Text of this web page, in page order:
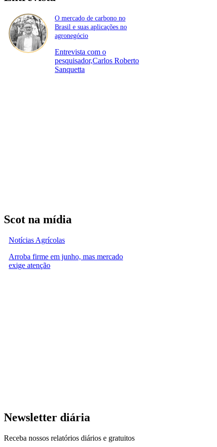
O mercado de carbono no
Brasil e suas aplicações no
agronegócio
Entrevista com o
pesquisador,Carlos Roberto
Sanquetta
Scot na mídia
Notícias Agrícolas
Arroba firme em junho, mas mercado
exige atenção
Newsletter diária
Receba nossos relatórios diários e gratuitos